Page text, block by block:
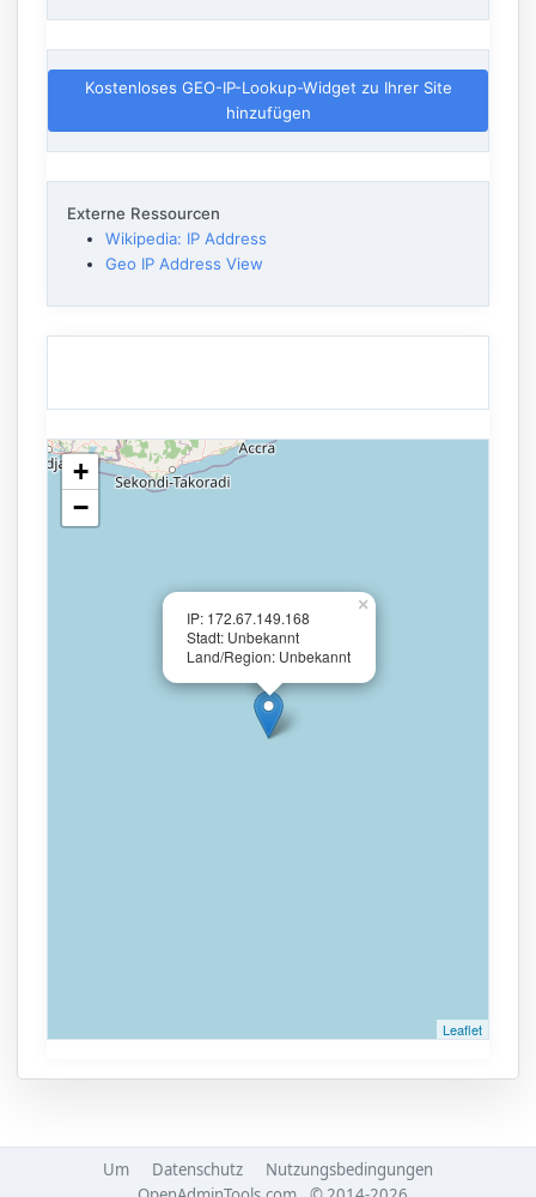
Kostenloses GEO-IP-Lookup-Widget zu Ihrer Site
hinzufügen
Externe Ressourcen
Wikipedia: IP Address
Geo IP Address View
IP: 172.67.149.168
Stadt: Unbekannt
Land/Region: Unbekannt
×
+
−
Leaflet
Um Datenschutz
Nutzungsbedingungen